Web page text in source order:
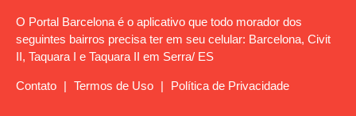
O Portal Barcelona é o aplicativo que todo morador dos
seguintes bairros precisa ter em seu celular: Barcelona, Civit
II, Taquara I e Taquara II em Serra/ ES
Contato | Termos de Uso | Política de Privacidade